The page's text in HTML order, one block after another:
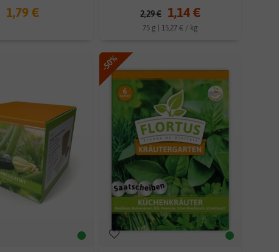
1,79 €
2,29 €
1,14 €
75 g | 15,27 € / kg
-50%